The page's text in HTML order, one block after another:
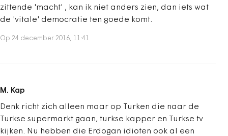
zittende 'macht' , kan ik niet anders zien, dan iets wat
de 'vitale' democratie ten goede komt.
Op 24 december 2016, 11:41
M. Kap
Denk richt zich alleen maar op Turken die naar de
Turkse supermarkt gaan, turkse kapper en Turkse tv
kijken. Nu hebben die Erdogan idioten ook al een